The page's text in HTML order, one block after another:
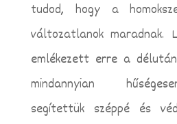
tudod, hogy a
változatlanok maradnak.
emlékezett erre a
mindannyian
segítettük széppé és